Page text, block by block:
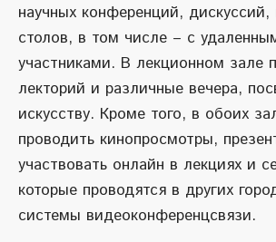
научных конференций, дискуссий,
столов, в том числе – с
участниками. В лекционном зале
лекторий и различные вечера,
искусству. Кроме того, в обоих
проводить кинопросмотры,
участвовать онлайн в лекциях и
которые проводятся в других
системы видеоконференцсвязи.